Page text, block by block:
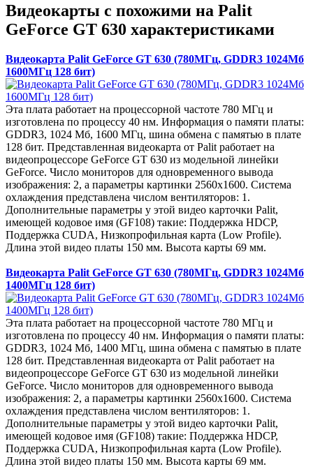
Видеокарты с похожими на Palit
GeForce GT 630 характеристиками
Видеокарта Palit GeForce GT 630 (780МГц, GDDR3 1024Мб
1600МГц 128 бит)
Эта плата работает на процессорной частоте 780 МГц и
изготовлена по процессу 40 нм. Информация о памяти платы:
GDDR3, 1024 Мб, 1600 МГц, шина обмена с памятью в плате
128 бит. Представленная видеокарта от Palit работает на
видеопроцессоре GeForce GT 630 из модельной линейки
GeForce. Число мониторов для одновременного вывода
изображения: 2, а параметры картинки 2560x1600. Система
охлаждения представлена числом вентиляторов: 1.
Дополнительные параметры у этой видео карточки Palit,
имеющей кодовое имя (GF108) такие: Поддержка HDCP,
Поддержка CUDA, Низкопрофильная карта (Low Profile).
Длина этой видео платы 150 мм. Высота карты 69 мм.
Видеокарта Palit GeForce GT 630 (780МГц, GDDR3 1024Мб
1400МГц 128 бит)
Эта плата работает на процессорной частоте 780 МГц и
изготовлена по процессу 40 нм. Информация о памяти платы:
GDDR3, 1024 Мб, 1400 МГц, шина обмена с памятью в плате
128 бит. Представленная видеокарта от Palit работает на
видеопроцессоре GeForce GT 630 из модельной линейки
GeForce. Число мониторов для одновременного вывода
изображения: 2, а параметры картинки 2560x1600. Система
охлаждения представлена числом вентиляторов: 1.
Дополнительные параметры у этой видео карточки Palit,
имеющей кодовое имя (GF108) такие: Поддержка HDCP,
Поддержка CUDA, Низкопрофильная карта (Low Profile).
Длина этой видео платы 150 мм. Высота карты 69 мм.